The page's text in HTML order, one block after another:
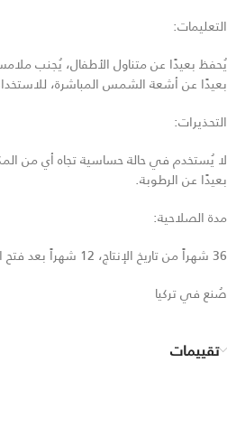
التعليمات:
يُحفظ بعيدًا عن متناول الأطفال، يُجنب
بعيدًا عن أشعة الشمس المباشرة،
التحذيرات:
لا يُستخدم في حالة حساسية تجاه أي من
بعيدًا عن الرطوبة.
مدة الصلاحية:
36 شهراً من تاريخ الإنتاج، 12 شهراً بعد فتح الغطاء.
صُنع في تركيا
تقييمات